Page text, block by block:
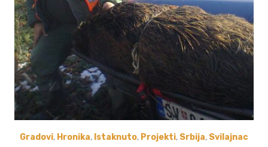
Gradovi, Hronika, Istaknuto, Projekti, Srbija, Svilajnac